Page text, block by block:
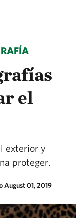
el
exterior y
proteger.
August 01, 2019